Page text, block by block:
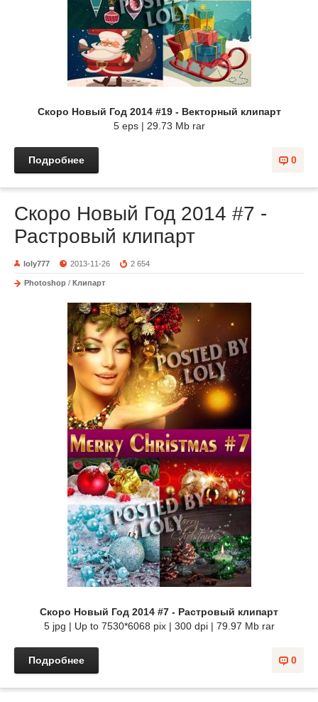
Скоро Новый Год 2014 #19 - Векторный клипарт
5 eps | 29.73 Mb rar
0
Подробнее
Скоро Новый Год 2014 #7 -
Растровый клипарт
loly777 2013-11-26 2 654
Photoshop / Клипарт
Скоро Новый Год 2014 #7 - Растровый клипарт
5 jpg | Up to 7530*6068 pix | 300 dpi | 79.97 Mb rar
0
Подробнее